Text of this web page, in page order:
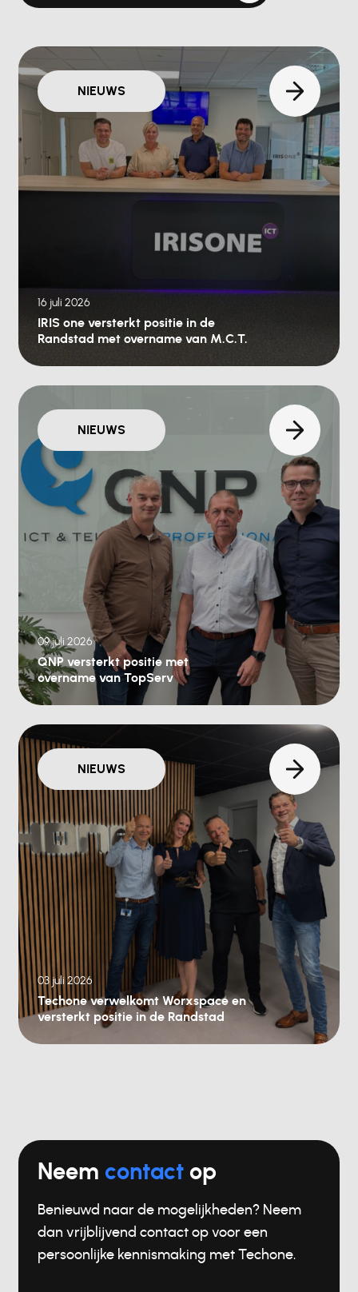
NIEUWS
16 juli 2026
IRIS one versterkt positie in de
Randstad met overname van M.C.T.
NIEUWS
09 juli 2026
QNP versterkt positie met
overname van TopServ
NIEUWS
03 juli 2026
Techone verwelkomt Worxspace en
versterkt positie in de Randstad
Neemcontact op
Benieuwd naar de mogelijkheden? Neem
dan vrijblijvend contact op voor een
persoonlijke kennismaking met Techone.